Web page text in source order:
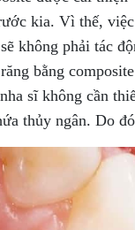
kia. Vì thế,
không phải tác
bằng
sĩ không cần
thủy ngân. Do